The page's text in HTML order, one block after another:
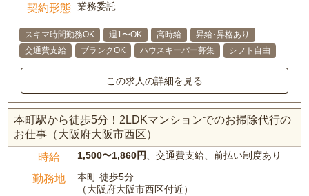
契約形態 業務委託
スキマ時間勤務OK 週1〜OK 高時給
昇給･昇格あり
交通費支給
ブランクOK ハウスキーパー募集 シフト自由
この求人の詳細を見る
本町駅から徒歩5分！2LDKマンションでのお掃除代行の
お仕事（大阪府大阪市西区）
時給 1,500〜1,860円、交通費支給、前払い制度あり
勤務地
本町 徒歩5分
（大阪府大阪市西区付近）